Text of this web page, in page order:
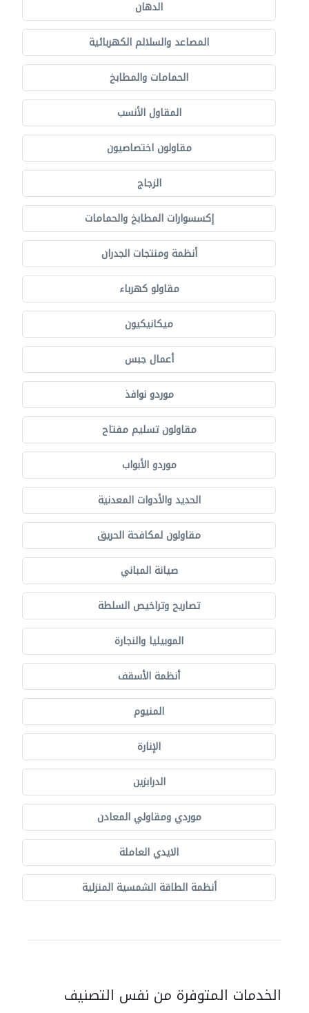
الدهان
المصاعد والسلالم الكهربائية
الحمامات والمطابخ
المقاول الأنسب
مقاولون اختصاصيون
الزجاج
إكسسوارات المطابخ والحمامات
أنظمة ومنتجات الجدران
مقاولو كهرباء
ميكانيكيون
أعمال جبس
موردو نوافذ
مقاولون تسليم مفتاح
موردو الأبواب
الحديد والأدوات المعدنية
مقاولون لمكافحة الحريق
صيانة المباني
تصاريح وتراخيص السلطة
الموبيليا والنجارة
أنظمة الأسقف
المنيوم
الإنارة
الدرابزين
موردي ومقاولي المعادن
الايدي العاملة
أنظمة الطاقة الشمسية المنزلية
الخدمات المتوفرة من نفس التصنيف